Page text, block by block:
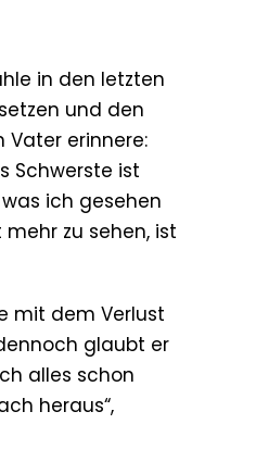
in den letzten
und den
Vater erinnere:
Schwerste ist
ich gesehen
zu sehen, ist
mit dem Verlust
glaubt er
alles schon
heraus“,